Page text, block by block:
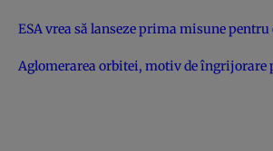
ESA vrea să lanseze prima misune
Aglomerarea orbitei, motiv de îngrijorare